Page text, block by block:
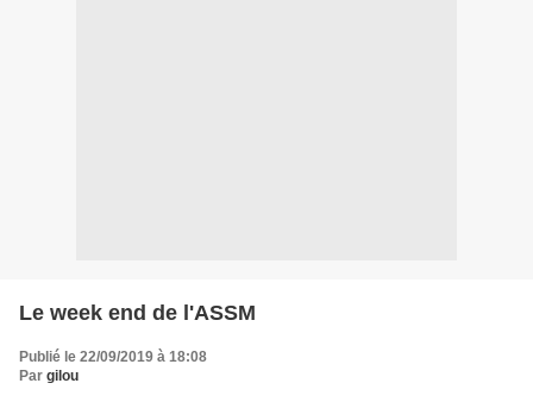
Le week end de l'ASSM
Publié le 22/09/2019 à 18:08
Par gilou